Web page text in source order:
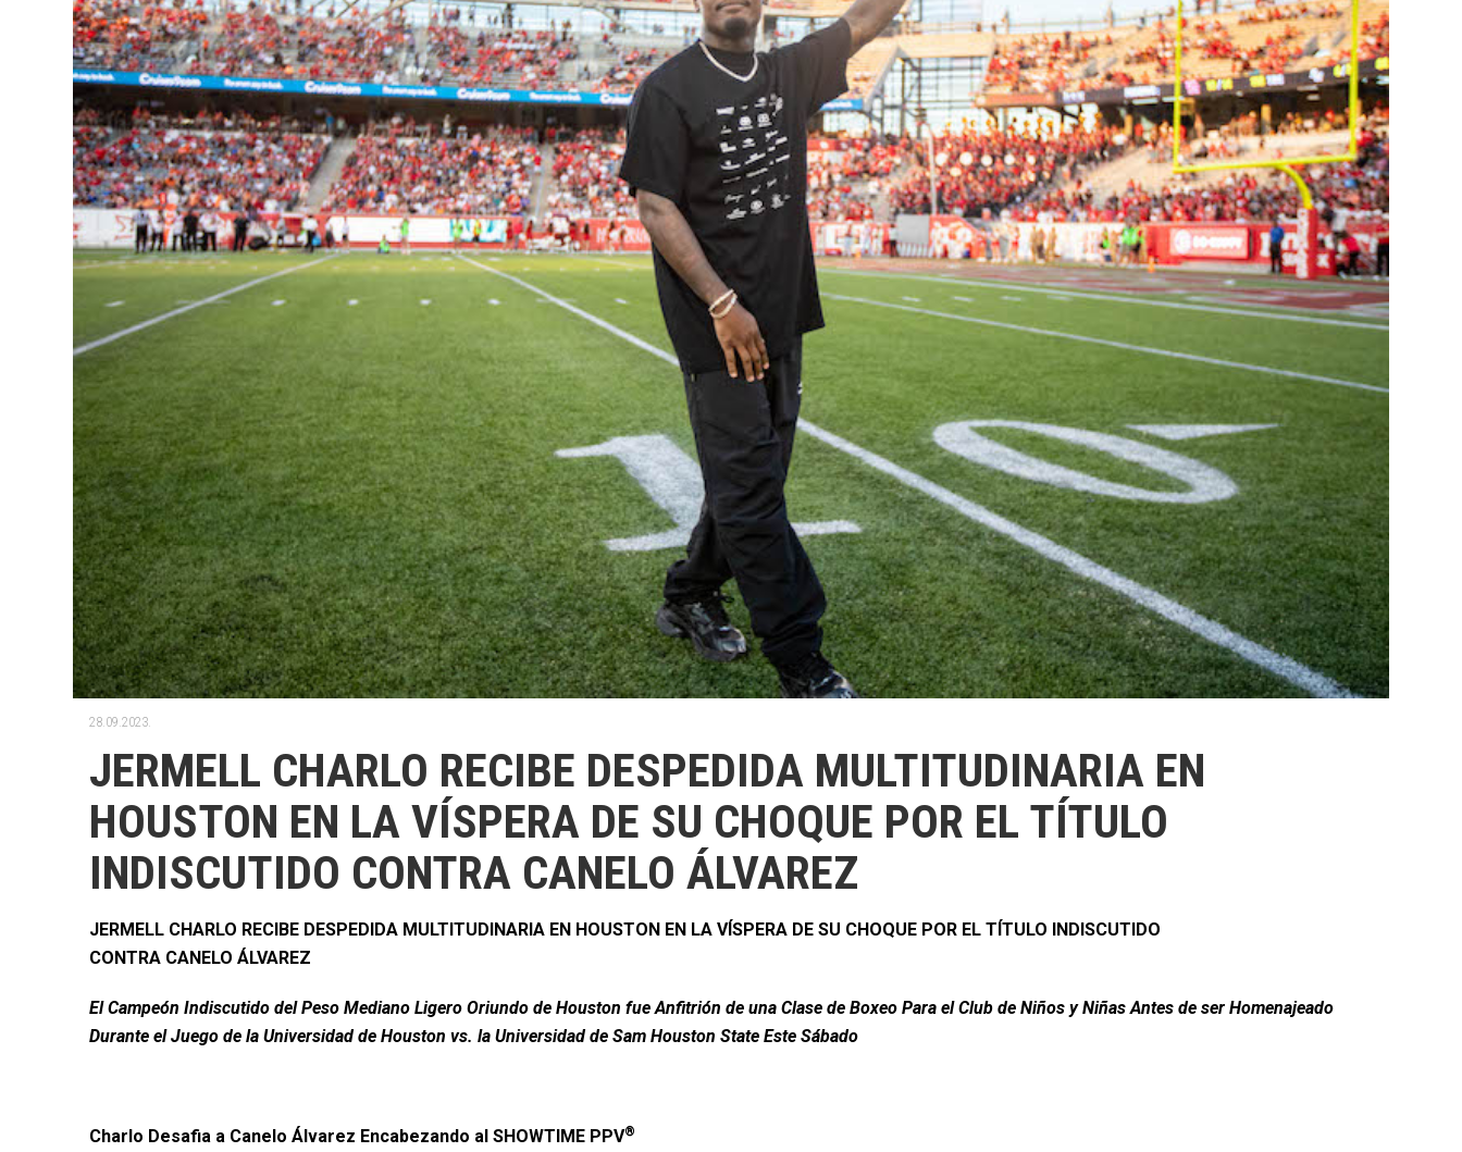
28.09.2023.
JERMELL CHARLO RECIBE DESPEDIDA MULTITUDINARIA EN
HOUSTON EN LA VÍSPERA DE SU CHOQUE POR EL TÍTULO
INDISCUTIDO CONTRA CANELO ÁLVAREZ
JERMELL CHARLO RECIBE DESPEDIDA MULTITUDINARIA EN HOUSTON EN LA VÍSPERA DE SU CHOQUE POR EL TÍTULO INDISCUTIDO
CONTRA CANELO ÁLVAREZ
El Campeón Indiscutido del Peso Mediano Ligero Oriundo de Houston fue Anfitrión de una Clase de Boxeo Para el Club de Niños y Niñas Antes de ser Homenajeado
Durante el Juego de la Universidad de Houston vs. la Universidad de Sam Houston State Este Sábado
Charlo Desafia a Canelo Álvarez Encabezando al SHOWTIME PPV®